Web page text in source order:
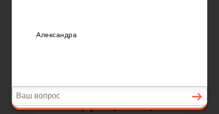
Административного
Округа (ЮЗАО)